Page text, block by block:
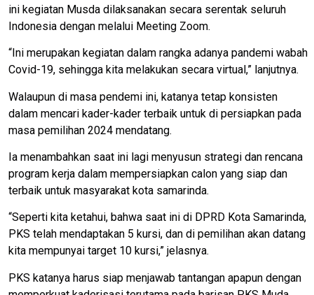
ini kegiatan Musda dilaksanakan secara serentak seluruh
Indonesia dengan melalui Meeting Zoom.
“Ini merupakan kegiatan dalam rangka adanya pandemi wabah
Covid-19, sehingga kita melakukan secara virtual,” lanjutnya.
Walaupun di masa pendemi ini, katanya tetap konsisten
dalam mencari kader-kader terbaik untuk di persiapkan pada
masa pemilihan 2024 mendatang.
Ia menambahkan saat ini lagi menyusun strategi dan rencana
program kerja dalam mempersiapkan calon yang siap dan
terbaik untuk masyarakat kota samarinda.
“Seperti kita ketahui, bahwa saat ini di DPRD Kota Samarinda,
PKS telah mendaptakan 5 kursi, dan di pemilihan akan datang
kita mempunyai target 10 kursi,” jelasnya.
PKS katanya harus siap menjawab tantangan apapun dengan